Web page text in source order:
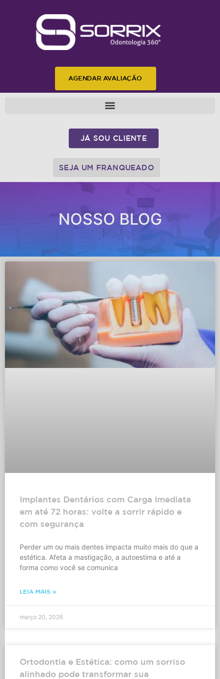
AGENDAR AVALIAÇÃO
JÁ SOU CLIENTE
SEJA UM FRANQUEADO
NOSSO BLOG
Implantes Dentários com Carga Imediata
em até 72 horas: volte a sorrir rápido e
com segurança
Perder um ou mais dentes impacta muito mais do que a
estética. Afeta a mastigação, a autoestima e até a
forma como você se comunica
LEIA MAIS »
março 20, 2026
Ortodontia e Estética: como um sorriso
alinhado pode transformar sua